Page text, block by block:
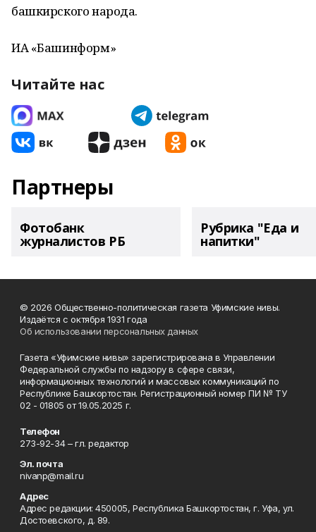
башкирского народа.
ИА «Башинформ»
Читайте нас
Партнеры
Фотобанк
журналистов РБ
Рубрика "Еда и
напитки"
© 2026 Общественно-политическая газета Уфимские нивы.
Издаётся с октября 1931 года
Об использовании персональных данных
Газета «Уфимские нивы» зарегистрирована в Управлении
Федеральной службы по надзору в сфере связи,
информационных технологий и массовых коммуникаций по
Республике Башкортостан. Регистрационный номер ПИ № ТУ
02 - 01805 от 19.05.2025 г.
Телефон
273-92-34 – гл. редактор
Эл. почта
nivanp@mail.ru
Адрес
Адрес редакции: 450005, Республика Башкортостан, г. Уфа, ул.
Достоевского, д. 89.